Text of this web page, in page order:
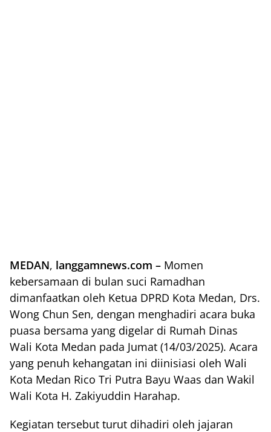
MEDAN, langgamnews.com – Momen
kebersamaan di bulan suci Ramadhan
dimanfaatkan oleh Ketua DPRD Kota Medan, Drs.
Wong Chun Sen, dengan menghadiri acara buka
puasa bersama yang digelar di Rumah Dinas
Wali Kota Medan pada Jumat (14/03/2025). Acara
yang penuh kehangatan ini diinisiasi oleh Wali
Kota Medan Rico Tri Putra Bayu Waas dan Wakil
Wali Kota H. Zakiyuddin Harahap.
Kegiatan tersebut turut dihadiri oleh jajaran